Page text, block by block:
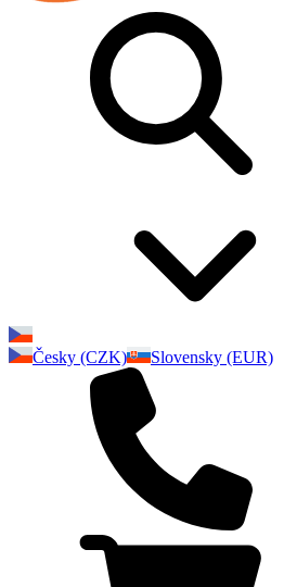
Česky (CZK)
Slovensky (EUR)